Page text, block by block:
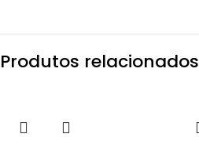
Produtos relacionados